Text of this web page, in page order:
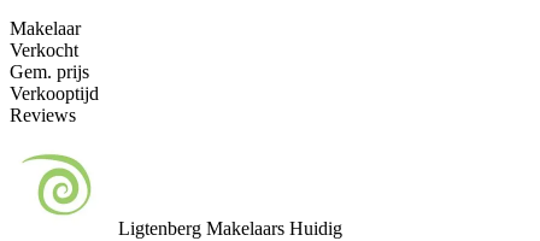
Makelaar
Verkocht
Gem. prijs
Verkooptijd
Reviews
Ligtenberg Makelaars Huidig